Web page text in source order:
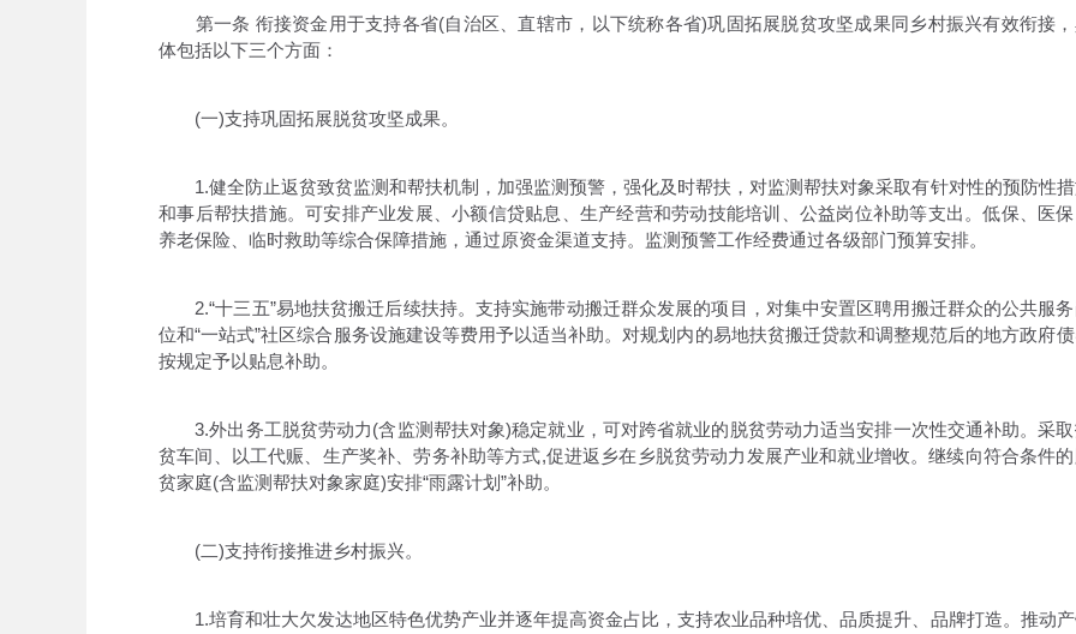
第一条 衔接资金用于支持各省(自治区、直辖市，以下统称各省)巩固拓展脱贫攻坚成果同乡村振兴有效衔接
体包括以下三个方面：
(一)支持巩固拓展脱贫攻坚成果。
1.健全防止返贫致贫监测和帮扶机制，加强监测预警，强化及时帮扶，对监测帮扶对象采取有针对性的预防性
和事后帮扶措施。可安排产业发展、小额信贷贴息、生产经营和劳动技能培训、公益岗位补助等支出。低保、医保
养老保险、临时救助等综合保障措施，通过原资金渠道支持。监测预警工作经费通过各级部门预算安排。
2.“十三五”易地扶贫搬迁后续扶持。支持实施带动搬迁群众发展的项目，对集中安置区聘用搬迁群众的公共服
位和“一站式”社区综合服务设施建设等费用予以适当补助。对规划内的易地扶贫搬迁贷款和调整规范后的地方政府
按规定予以贴息补助。
3.外出务工脱贫劳动力(含监测帮扶对象)稳定就业，可对跨省就业的脱贫劳动力适当安排一次性交通补助。采
贫车间、以工代赈、生产奖补、劳务补助等方式,促进返乡在乡脱贫劳动力发展产业和就业增收。继续向符合条件
贫家庭(含监测帮扶对象家庭)安排“雨露计划”补助。
(二)支持衔接推进乡村振兴。
1.培育和壮大欠发达地区特色优势产业并逐年提高资金占比，支持农业品种培优、品质提升、品牌打造。推动